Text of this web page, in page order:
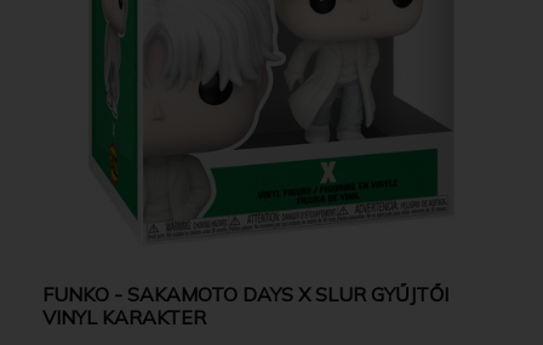
FUNKO - SAKAMOTO DAYS X SLUR GYŰJTŐI
VINYL KARAKTER